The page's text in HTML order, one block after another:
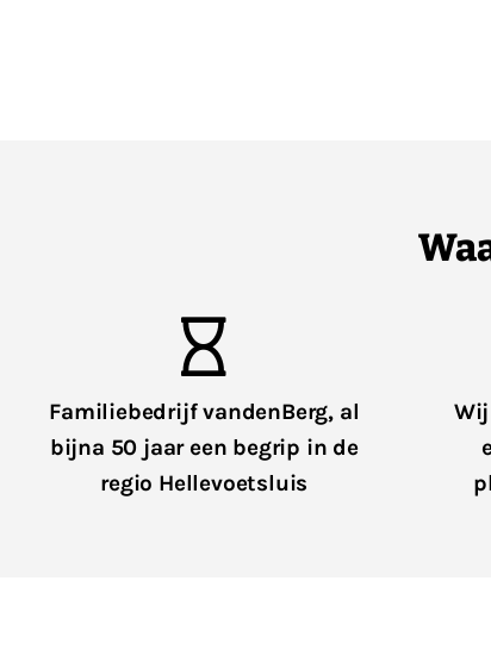
Familiebedrijf vandenBerg, al
bijna 50 jaar een begrip in de
regio Hellevoetsluis